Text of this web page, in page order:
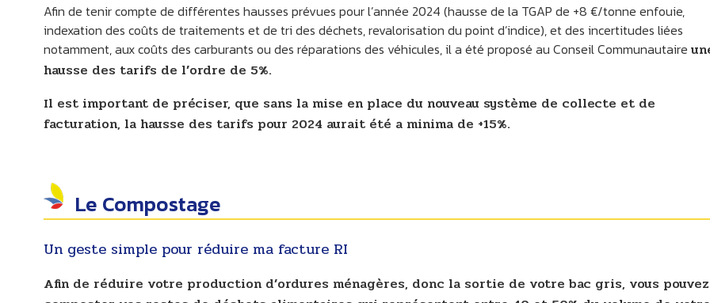
Afin de tenir compte de différentes hausses prévues pour l’année 2024 (hausse de la TGAP de +8 €/tonne enfouie,
indexation des coûts de traitements et de tri des déchets, revalorisation du point d’indice), et des incertitudes liées
notamment, aux coûts des carburants ou des réparations des véhicules, il a été proposé au Conseil Communautaire
hausse des tarifs de l’ordre de 5%.
Il est important de préciser, que sans la mise en place du nouveau système de collecte et de
facturation, la hausse des tarifs pour 2024 aurait été a minima de +15%.
Le Compostage
Un geste simple pour réduire ma facture RI
Afin de réduire votre production d’ordures ménagères, donc la sortie de votre bac gris, vous pouvez